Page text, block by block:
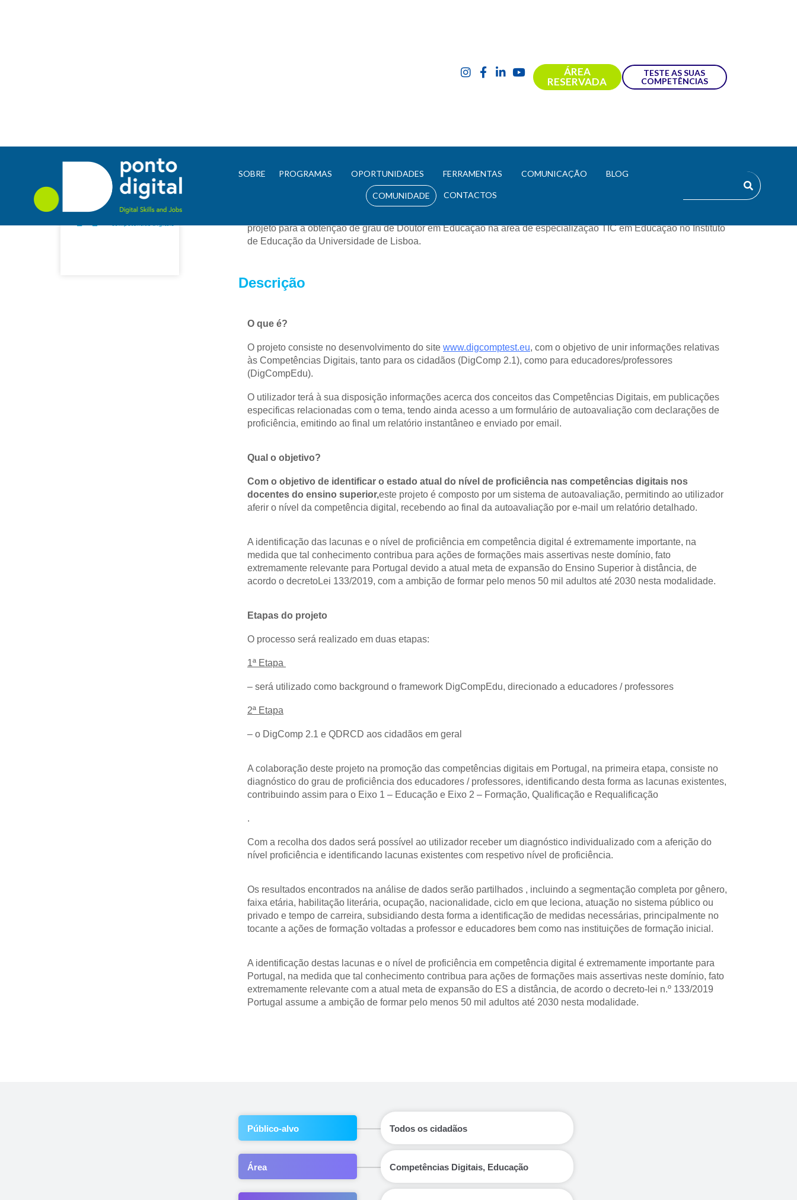
ÁREA
RESERVADA
TESTE AS SUAS
COMPETÊNCIAS
SOBRE PROGRAMAS OPORTUNIDADES FERRAMENTAS COMUNICAÇÃO BLOG
COMUNIDADE CONTACTOS
Este projeto faz parte da investigação realizada por Cassio Cabral Santos, M.Sc., com a orientação da Prof.ª
projeto para a obtenção de grau de Doutor em Educação na área de especialização TIC em Educação no Instituto
de Educação da Universidade de Lisboa.
Descrição
O que é?
O projeto consiste no desenvolvimento do site www.digcomptest.eu, com o objetivo de unir informações relativas
às Competências Digitais, tanto para os cidadãos (DigComp 2.1), como para educadores/professores
(DigCompEdu).
O utilizador terá à sua disposição informações acerca dos conceitos das Competências Digitais, em publicações
especificas relacionadas com o tema, tendo ainda acesso a um formulário de autoavaliação com declarações de
proficiência, emitindo ao final um relatório instantâneo e enviado por email.
Qual o objetivo?
Com o objetivo de identificar o estado atual do nível de proficiência nas competências digitais nos
docentes do ensino superior,este projeto é composto por um sistema de autoavaliação, permitindo ao utilizador
aferir o nível da competência digital, recebendo ao final da autoavaliação por e-mail um relatório detalhado.
A identificação das lacunas e o nível de proficiência em competência digital é extremamente importante, na
medida que tal conhecimento contribua para ações de formações mais assertivas neste domínio, fato
extremamente relevante para Portugal devido a atual meta de expansão do Ensino Superior à distância, de
acordo o decretoLei 133/2019, com a ambição de formar pelo menos 50 mil adultos até 2030 nesta modalidade.
Etapas do projeto
O processo será realizado em duas etapas:
1ª Etapa
– será utilizado como background o framework DigCompEdu, direcionado a educadores / professores
2ª Etapa
– o DigComp 2.1 e QDRCD aos cidadãos em geral
A colaboração deste projeto na promoção das competências digitais em Portugal, na primeira etapa, consiste no
diagnóstico do grau de proficiência dos educadores / professores, identificando desta forma as lacunas existentes,
contribuindo assim para o Eixo 1 – Educação e Eixo 2 – Formação, Qualificação e Requalificação
.
Com a recolha dos dados será possível ao utilizador receber um diagnóstico individualizado com a aferição do
nível proficiência e identificando lacunas existentes com respetivo nível de proficiência.
Os resultados encontrados na análise de dados serão partilhados , incluindo a segmentação completa por gênero,
faixa etária, habilitação literária, ocupação, nacionalidade, ciclo em que leciona, atuação no sistema público ou
privado e tempo de carreira, subsidiando desta forma a identificação de medidas necessárias, principalmente no
tocante a ações de formação voltadas a professor e educadores bem como nas instituições de formação inicial.
A identificação destas lacunas e o nível de proficiência em competência digital é extremamente importante para
Portugal, na medida que tal conhecimento contribua para ações de formações mais assertivas neste domínio, fato
extremamente relevante com a atual meta de expansão do ES a distância, de acordo o decreto-lei n.º 133/2019
Portugal assume a ambição de formar pelo menos 50 mil adultos até 2030 nesta modalidade.
Público-alvo Todos os cidadãos
Área Competências Digitais, Educação